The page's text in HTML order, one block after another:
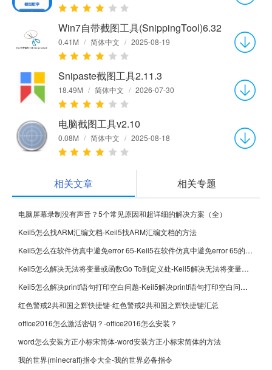
Win7自带截图工具(SnippingTool)6.32
0.41M / 简体中文 / 2025-08-19
Snipaste截图工具2.11.3
18.49M / 简体中文 / 2026-07-30
电脑截图工具v2.10
0.08M / 简体中文 / 2025-08-18
相关文章 相关专题
电脑屏幕录制没有声音？5个常见原因和超详细的解决方案（全）
Keil5怎么找ARM汇编文档-Keil5找ARM汇编文档的方法
Keil5怎么在软件仿真中避免error 65-Keil5在软件仿真中避免error 65的方法
Keil5怎么解决无法将变量或函数Go To到定义处-Keil5解决无法将变量或函数Go To到定义处的方法
Keil5怎么解决printf语句打印空白问题-Keil5解决printf语句打印空白问题的方法
红色警戒2共和国之辉快捷键-红色警戒2共和国之辉快捷键汇总
office2016怎么激活密钥？-office2016怎么安装？
word怎么安装方正小标宋简体-word安装方正小标宋简体的方法
我的世界(minecraft)指令大全-我的世界必备指令